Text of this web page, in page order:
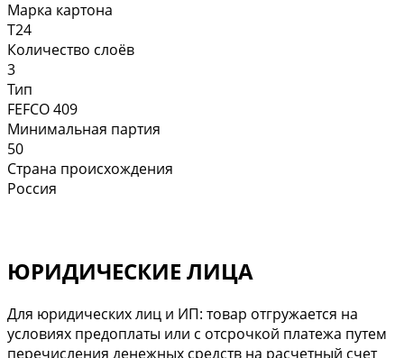
Марка картона
Т24
Количество слоёв
3
Тип
FEFCO 409
Минимальная партия
50
Страна происхождения
Россия
ЮРИДИЧЕСКИЕ ЛИЦА
Для юридических лиц и ИП: товар отгружается на
условиях предоплаты или с отсрочкой платежа путем
перечисления денежных средств на расчетный счет